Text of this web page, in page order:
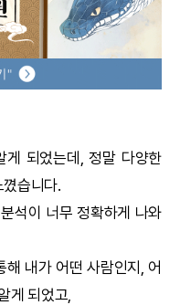
게 되었는데, 정말 다양한
습니다.
석이 너무 정확하게 나와
내가 어떤 사람인지, 어
게 되었고,